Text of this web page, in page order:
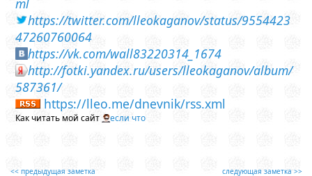
https://twitter.com/lleokaganov/status/9554423
47260760064
https://vk.com/wall83220314_1674
http://fotki.yandex.ru/users/lleokaganov/album/
587361/
https://lleo.me/dnevnik/rss.xml
Как читать мой сайт если что
<< предыдущая заметка следующая заметка >>